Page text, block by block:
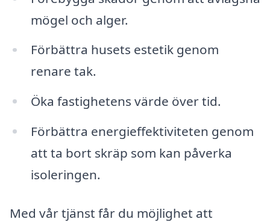
mögel och alger.
Förbättra husets estetik genom
renare tak.
Öka fastighetens värde över tid.
Förbättra energieffektiviteten genom
att ta bort skräp som kan påverka
isoleringen.
Med vår tjänst får du möjlighet att